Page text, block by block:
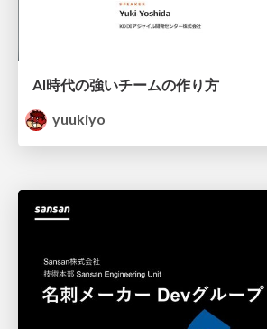
AI時代の強いチームの作り方
yuukiyo